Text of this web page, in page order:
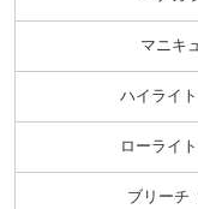
マニキ
ハイライト
ローライト
ブリーチ